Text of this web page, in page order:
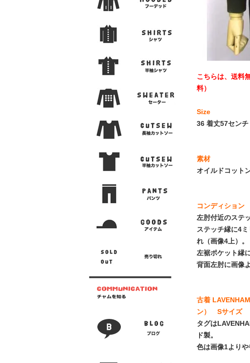
こちらは、送料
料）
Size
36 着丈57セン
素材
オイルドコット
コンディション
左肘付近のステ
ステッチ縁に4
れ（画像4上）。
左裾ポケット縁
背面左肘に画像
古着
ン） Sサイズ
タグは
ド製。
色は画像1よりや